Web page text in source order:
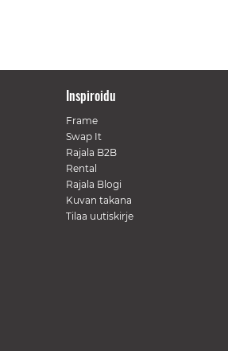
Inspiroidu
Frame
Swap It
Rajala B2B
Rental
Rajala Blogi
Kuvan takana
Tilaa uutiskirje